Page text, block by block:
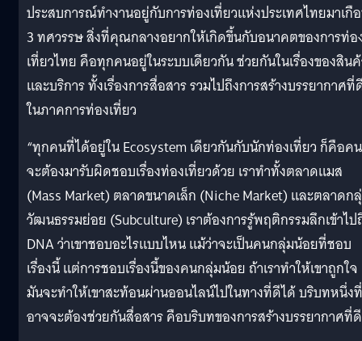
ประสบการณ์ทำงานอยู่กับการท่องเที่ยวแห่งประเทศไทยมาเกื
3 ทศวรรษ สิ่งที่คุณกลางอยากให้เกิดขึ้นกับอนาคตของการท่อ
เที่ยวไทย คือทุกคนอยู่ในระบบเดียวกัน ช่วยกันในเรื่องของสิน
และบริการ ทั้งเรื่องการสื่อสาร รวมไปถึงการสร้างบรรยากาศที่
ในภาคการท่องเที่ยว
“ทุกคนที่ได้อยู่ใน Ecosystem เดียวกันกับนักท่องเที่ยว ก็คือค
จะต้องมารับผิดชอบเรื่องท่องเที่ยวด้วย เราทำทั้งตลาดแมส
(Mass Market) ตลาดขนาดเล็ก (Niche Market) และตลาดก
วัฒนธรรมย่อย (Subculture) เราต้องการรู้พฤติกรรมลึกเข้าไป
DNA ว่าเขาชอบอะไรแบบไหน แม้ว่าจะเป็นคนกลุ่มน้อยที่ชอบ
เรื่องนี้ แต่การชอบเรื่องนี้ของคนกลุ่มน้อย ถ้าเราทำให้เขาถูกใจ
มันจะทำให้เขาสะท้อนผ่านออนไลน์ไปในทางที่ดีได้ บริบทหนึ่งที่
อาจจะต้องช่วยกันสื่อสาร คือบริบทของการสร้างบรรยากาศที่